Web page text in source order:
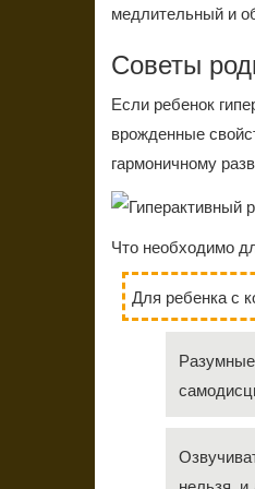
медлительный и
Советы
Если ребенок
врожденные
гармоничному
Что необходимо
Для ребенка с